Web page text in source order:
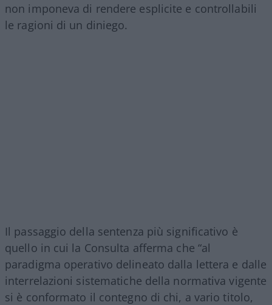
non imponeva di rendere esplicite e controllabili
le ragioni di un diniego.
Il passaggio della sentenza più significativo è
quello in cui la Consulta afferma che “al
paradigma operativo delineato dalla lettera e dalle
interrelazioni sistematiche della normativa vigente
si è conformato il contegno di chi, a vario titolo,